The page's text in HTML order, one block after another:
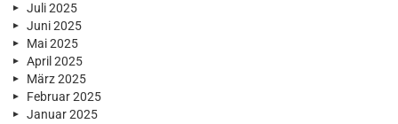
Juli 2025
Juni 2025
Mai 2025
April 2025
März 2025
Februar 2025
Januar 2025